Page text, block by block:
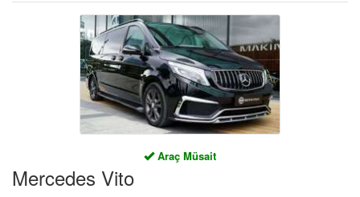
Araç Müsait
Mercedes Vito